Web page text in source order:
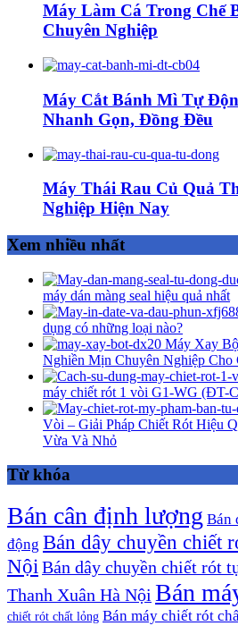
Máy Làm Cá Trong Chế
Chuyên Nghiệp
Máy Cắt Bánh Mì Tự
Nhanh Gọn, Đồng Đều
Máy Thái Rau Củ Quả
Nghiệp Hiện Nay
Xem nhiều nhất
máy dán màng seal hiệu quả nhất
dụng có những loại nào?
Máy Xay
Nghiền Mịn Chuyên Nghiệp Cho
máy chiết rót 1 vòi G1-WG (ĐT-
Vòi – Giải Pháp Chiết Rót Hiệu
Vừa Và Nhỏ
Từ khóa
Bán cân định lượng Bán
động Bán dây chuyền chiết
Nội Bán dây chuyền chiết rót
Thanh Xuân Hà Nội Bán
chiết rót chất lỏng Bán máy chiết rót